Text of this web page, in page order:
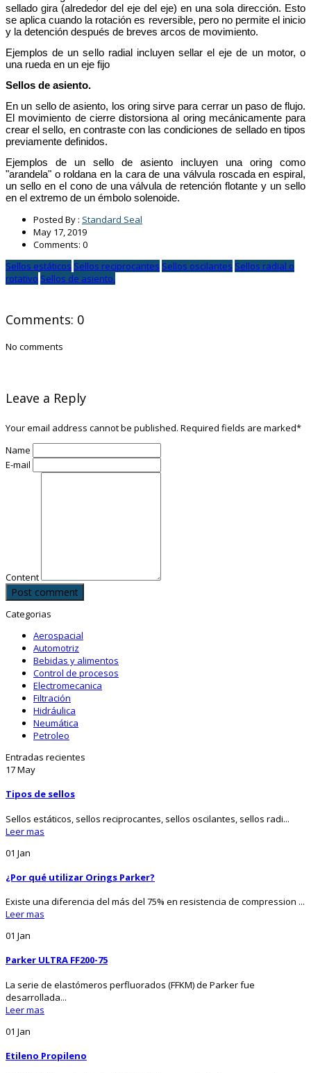
sellado gira (alrededor del eje del eje) en una sola dirección. Esto
se aplica cuando la rotación es reversible, pero no permite el inicio
y la detención después de breves arcos de movimiento.
Ejemplos de un sello radial incluyen sellar el eje de un motor, o
una rueda en un eje fijo
Sellos de asiento.
En un sello de asiento, los oring sirve para cerrar un paso de flujo.
El movimiento de cierre distorsiona al oring mecánicamente para
crear el sello, en contraste con las condiciones de sellado en tipos
previamente definidos.
Ejemplos de un sello de asiento incluyen una oring como
"arandela" o roldana en la cara de una válvula roscada en espiral,
un sello en el cono de una válvula de retención flotante y un sello
en el extremo de un émbolo solenoide.
Posted By : Standard Seal
May 17,2019
Comments: 0
Sellos estáticos Sellos reciprocantes Sellos oscilantes Sellos radial o
rotativo Sellos de asiento.
Comments: 0
No comments
Leave a Reply
Your email address cannot be published. Required fields are marked*
Name
E-mail
Content
Post comment
Categorias
Aerospacial
Automotriz
Bebidas y alimentos
Control de procesos
Electromecanica
Filtración
Hidráulica
Neumática
Petroleo
Entradas recientes
17May
Tipos de sellos
Sellos estáticos, sellos reciprocantes, sellos oscilantes, sellos radi...
Leer mas
01 Jan
¿Por qué utilizar Orings Parker?
Existe una diferencia del más del 75% en resistencia de compression ...
Leer mas
01 Jan
Parker ULTRA FF200-75
La serie de elastómeros perfluorados (FFKM) de Parker fue
desarrollada...
Leer mas
01 Jan
Etileno Propileno